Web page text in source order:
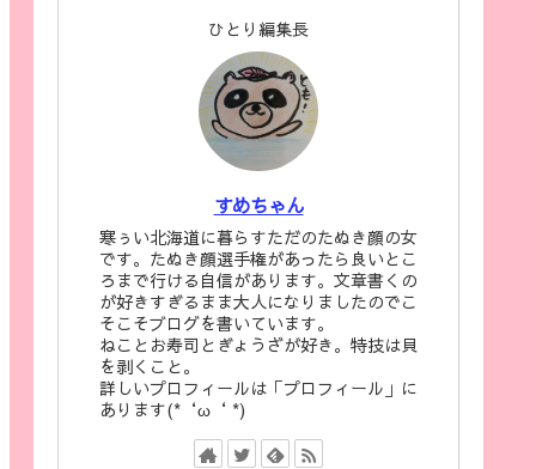
ひとり編集長
すめちゃん
寒ぅい北海道に暮らすただのたぬき顔の女
です。たぬき顔選手権があったら良いとこ
ろまで行ける自信があります。文章書くの
が好きすぎるまま大人になりましたのでこ
そこそブログを書いています。
ねことお寿司とぎょうざが好き。特技は貝
を剥くこと。
詳しいプロフィールは「プロフィール」に
あります(*‘ω‘ *)